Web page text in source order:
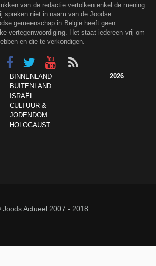
van de redactie vertolken enkel de mening
spreken niet in naam van de Joodse
gemeenschap in België heeft geen
vertegenwoordiging. Het staat iedereen vrij om
en die te verkondigen.
BINNENLAND
BUITENLAND
ISRAËL
CULTUUR &
JODENDOM
HOLOCAUST
2026
Joods Actueel 2007 - 2018